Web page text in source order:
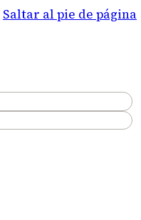
Saltar al pie de página